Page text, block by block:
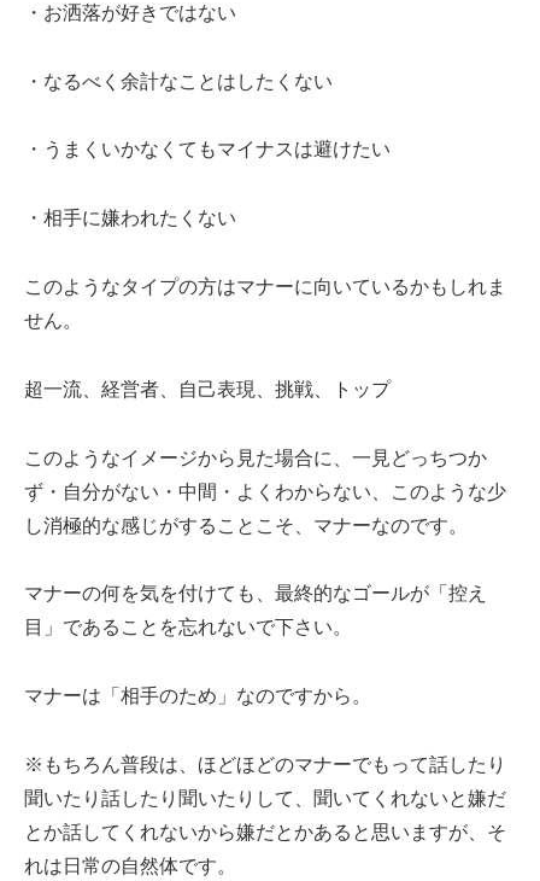
・お洒落が好きではない
・なるべく余計なことはしたくない
・うまくいかなくてもマイナスは避けたい
・相手に嫌われたくない
このようなタイプの方はマナーに向いているかもしれま
せん。
超一流、経営者、自己表現、挑戦、トップ
このようなイメージから見た場合に、一見どっちつか
ず・自分がない・中間・よくわからない、このような少
し消極的な感じがすることこそ、マナーなのです。
マナーの何を気を付けても、最終的なゴールが「控え
目」であることを忘れないで下さい。
マナーは「相手のため」なのですから。
※もちろん普段は、ほどほどのマナーでもって話したり
聞いたり話したり聞いたりして、聞いてくれないと嫌だ
とか話してくれないから嫌だとかあると思いますが、そ
れは日常の自然体です。